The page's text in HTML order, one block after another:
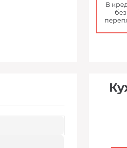
В
без